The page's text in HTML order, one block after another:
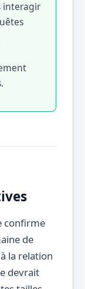
interagir
confirme
de
la relation
devrait